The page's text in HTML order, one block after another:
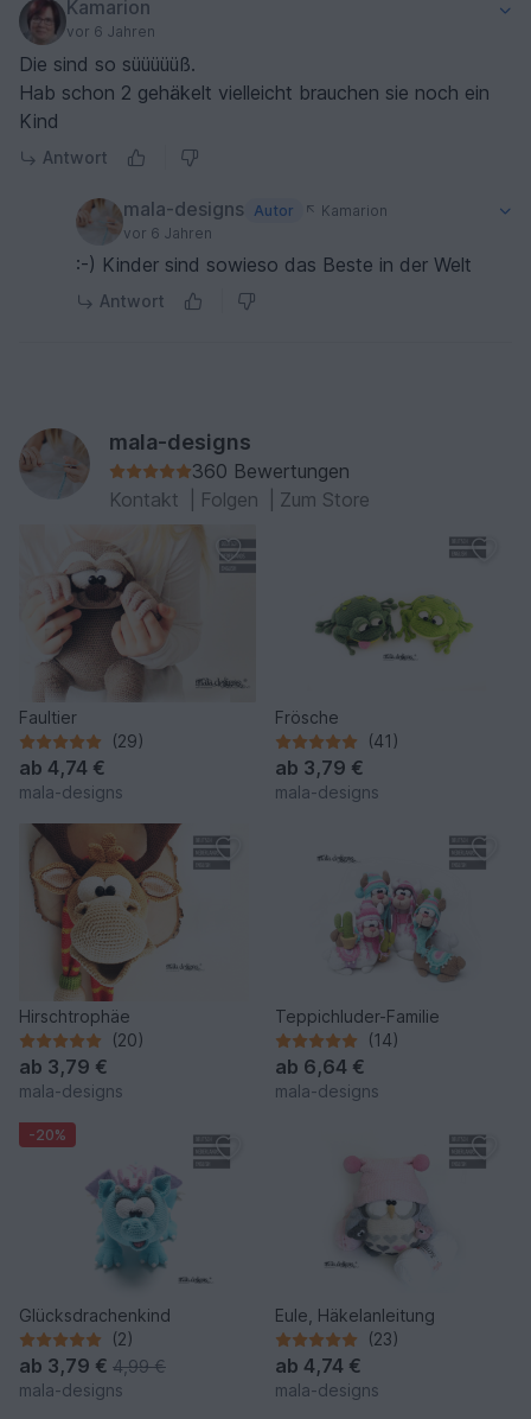
Kamarion
vor 6 Jahren
Die sind so süüüüüß.
Hab schon 2 gehäkelt vielleicht brauchen sie noch ein
Kind
Antwort
mala-designs Autor
Kamarion
vor 6 Jahren
:-) Kinder sind sowieso das Beste in der Welt
Antwort
mala-designs
360 Bewertungen
Kontakt
Folgen Zum Store
Faultier
(29)
ab 4,74 €
mala-designs
Frösche
(41)
ab 3,79 €
mala-designs
Hirschtrophäe
(20)
ab 3,79 €
mala-designs
Teppichluder-Familie
(14)
ab 6,64 €
mala-designs
-20%
Glücksdrachenkind
(2)
ab 3,79 € 4,99 €
mala-designs
Eule, Häkelanleitung
(23)
ab 4,74 €
mala-designs